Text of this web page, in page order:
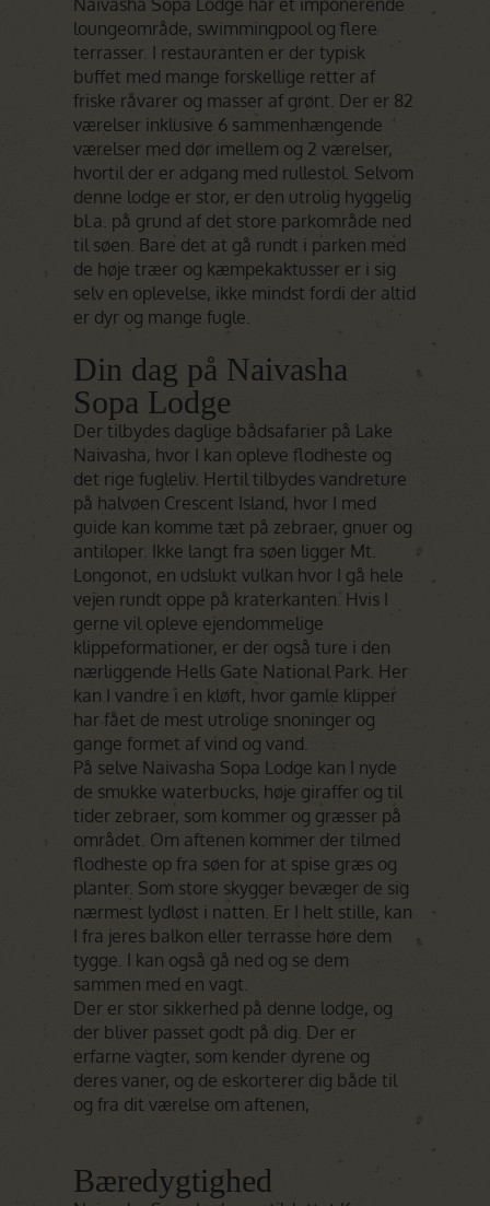
Naivasha Sopa Lodge har et imponerende
loungeområde, swimmingpool og flere
terrasser. I restauranten er der typisk
buffet med mange forskellige retter af
friske råvarer og masser af grønt. Der er 82
værelser inklusive 6 sammenhængende
værelser med dør imellem og 2 værelser,
hvortil der er adgang med rullestol. Selvom
denne lodge er stor, er den utrolig hyggelig
bl.a. på grund af det store parkområde ned
til søen. Bare det at gå rundt i parken med
de høje træer og kæmpekaktusser er i sig
selv en oplevelse, ikke mindst fordi der altid
er dyr og mange fugle.
Din dag på Naivasha
Sopa Lodge
Der tilbydes daglige bådsafarier på Lake
Naivasha, hvor I kan opleve flodheste og
det rige fugleliv. Hertil tilbydes vandreture
på halvøen Crescent Island, hvor I med
guide kan komme tæt på zebraer, gnuer og
antiloper. Ikke langt fra søen ligger Mt.
Longonot, en udslukt vulkan hvor I gå hele
vejen rundt oppe på kraterkanten. Hvis I
gerne vil opleve ejendommelige
klippeformationer, er der også ture i den
nærliggende Hells Gate National Park. Her
kan I vandre i en kløft, hvor gamle klipper
har fået de mest utrolige snoninger og
gange formet af vind og vand.
På selve Naivasha Sopa Lodge kan I nyde
de smukke waterbucks, høje giraffer og til
tider zebraer, som kommer og græsser på
området. Om aftenen kommer der tilmed
flodheste op fra søen for at spise græs og
planter. Som store skygger bevæger de sig
nærmest lydløst i natten. Er I helt stille, kan
I fra jeres balkon eller terrasse høre dem
tygge. I kan også gå ned og se dem
sammen med en vagt.
Der er stor sikkerhed på denne lodge, og
der bliver passet godt på dig. Der er
erfarne vagter, som kender dyrene og
deres vaner, og de eskorterer dig både til
og fra dit værelse om aftenen,
Bæredygtighed